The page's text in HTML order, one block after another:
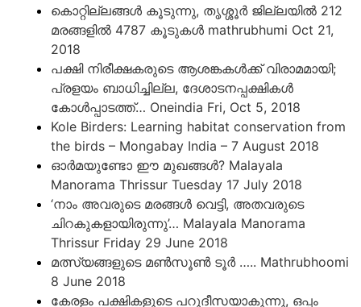
കൊറ്റില്ലങ്ങൾ കൂടുന്നു, തൃശ്ശൂർ ജില്ലയിൽ 212
മരങ്ങളിൽ 4787 കൂടുകൾ mathrubhumi Oct 21,
2018
പക്ഷി നിരീക്ഷകരുടെ ആശങ്കകൾക്ക് വിരാമമായി;
പ്രളയം ബാധിച്ചില്ല, ദേശാടനപ്പക്ഷികൾ
കോള്‍പ്പാടത്ത്… Oneindia Fri, Oct 5, 2018
Kole Birders: Learning habitat conservation from
the birds – Mongabay India – 7 August 2018
ഓർമയുണ്ടോ ഈ മുഖങ്ങൾ? Malayala
Manorama Thrissur Tuesday 17 July 2018
‘നാം അവരുടെ മരങ്ങൾ വെട്ടി, അതവരുടെ
ചിറകുകളായിരുന്നു’… Malayala Manorama
Thrissur Friday 29 June 2018
മത്സ്യങ്ങളുടെ മൺസൂൺ ടൂർ ….. Mathrubhoomi
8 June 2018
കേരളം പക്ഷികളുടെ പറുദീസയാകുന്നു, ഒപ്പം